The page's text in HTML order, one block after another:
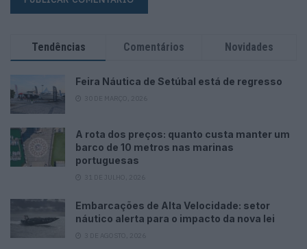
Tendências Comentários Novidades
Feira Náutica de Setúbal está de regresso
A rota dos preços: quanto custa manter um
barco de 10 metros nas marinas
portuguesas
Embarcações de Alta Velocidade: setor
náutico alerta para o impacto da nova lei